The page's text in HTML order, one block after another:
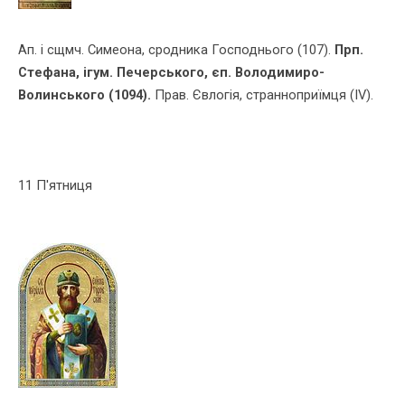
Ап. і сщмч. Симеона, сродника Господнього (107). Прп.
Стефана, iгум. Печер­сь­кого, єп. Володимиро-
Волинського (1094). Прав. Євлогiя, странно­приїмця (ІV).
11 П'ятниця